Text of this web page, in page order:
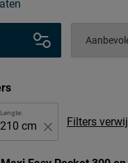
Filters
Lengte:
210 cm